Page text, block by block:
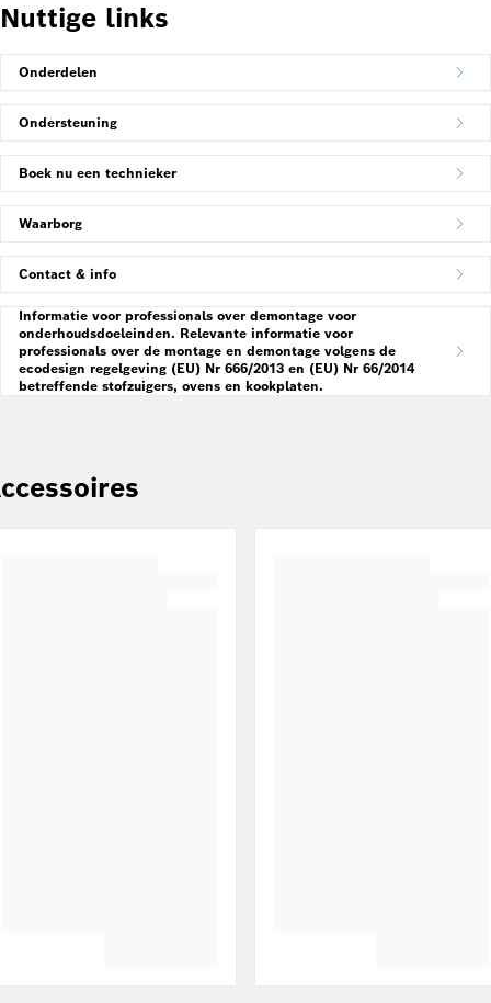
Nuttige links
Onderdelen
Ondersteuning
Boek nu een technieker
Waarborg
Contact & info
Informatie voor professionals over demontage voor
onderhoudsdoeleinden. Relevante informatie voor
professionals over de montage en demontage volgens de
ecodesign regelgeving (EU) Nr 666/2013 en (EU) Nr 66/2014
betreffende stofzuigers, ovens en kookplaten.